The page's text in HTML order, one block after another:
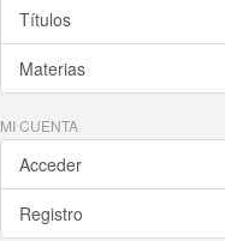
Títulos
Materias
MI CUENTA
Acceder
Registro